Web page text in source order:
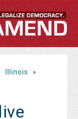
Illinois
»